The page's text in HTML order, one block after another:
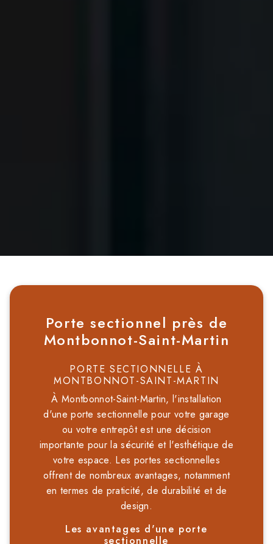
Porte sectionnel près de
Montbonnot-Saint-Martin
PORTE SECTIONNELLE À
MONTBONNOT-SAINT-MARTIN
À Montbonnot-Saint-Martin, l'installation
d'une porte sectionnelle pour votre garage
ou votre entrepôt est une décision
importante pour la sécurité et l'esthétique de
votre espace. Les portes sectionnelles
offrent de nombreux avantages, notamment
en termes de praticité, de durabilité et de
design.
Les avantages d'une porte
sectionnelle